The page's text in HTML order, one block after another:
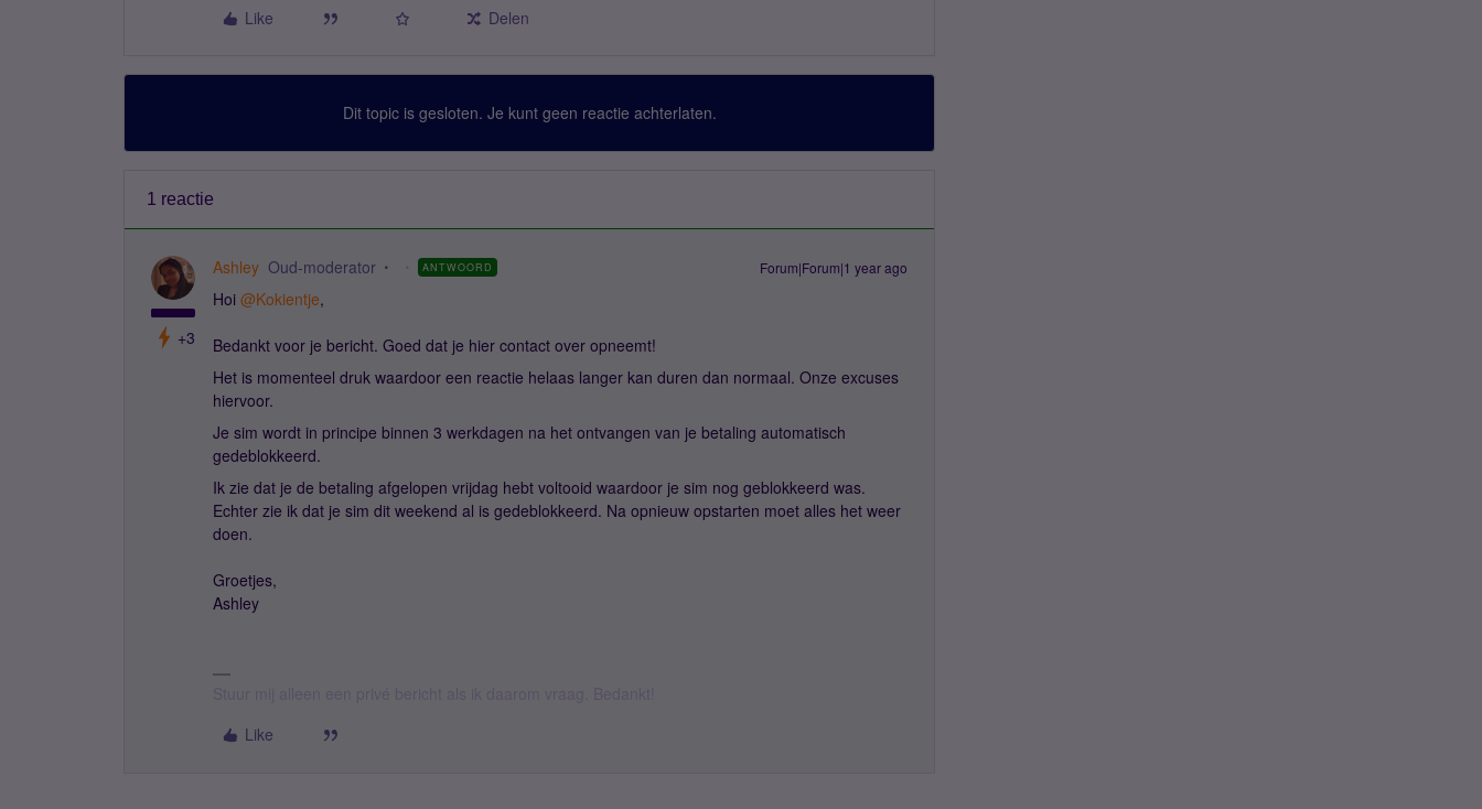
Like Delen
Dit topic is gesloten. Je kunt geen reactie achterlaten.
1 reactie
+3
Ashley Oud-moderator ANTWOORD Forum|Forum|1 year ago
Hoi @Kokientje,
Bedankt voor je bericht. Goed dat je hier contact over opneemt!
Het is momenteel druk waardoor een reactie helaas langer kan duren dan normaal. Onze excuses
hiervoor.
Je sim wordt in principe binnen 3 werkdagen na het ontvangen van je betaling automatisch
gedeblokkeerd.
Ik zie dat je de betaling afgelopen vrijdag hebt voltooid waardoor je sim nog geblokkeerd was.
Echter zie ik dat je sim dit weekend al is gedeblokkeerd. Na opnieuw opstarten moet alles het weer
doen.
Groetjes,
Ashley
Like